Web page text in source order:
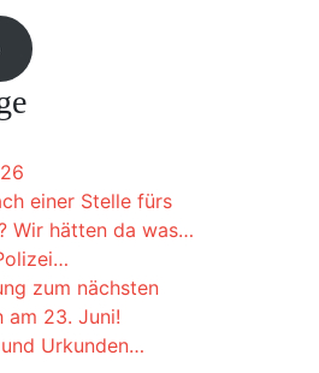
einer Stelle fürs
Wir hätten da was…
zum nächsten
am 23. Juni!
Urkunden…